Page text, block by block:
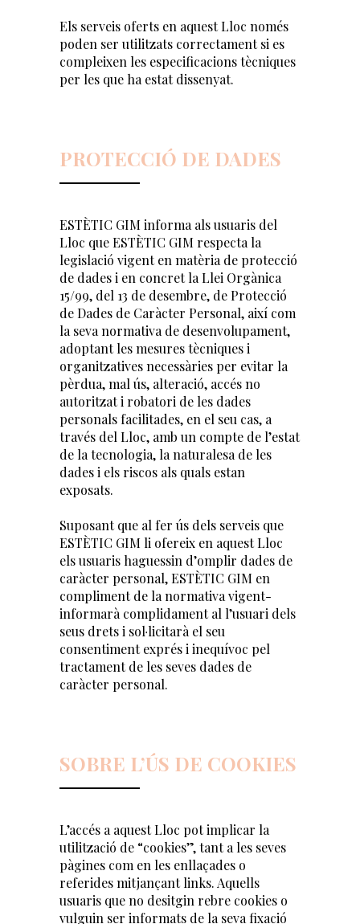
Els serveis oferts en aquest Lloc només
poden ser utilitzats correctament si es
compleixen les especificacions tècniques
per les que ha estat dissenyat.
PROTECCIÓ DE DADES
ESTÈTIC GIM informa als usuaris del
Lloc que ESTÈTIC GIM respecta la
legislació vigent en matèria de protecció
de dades i en concret la Llei Orgànica
15/99, del 13 de desembre, de Protecció
de Dades de Caràcter Personal, així com
la seva normativa de desenvolupament,
adoptant les mesures tècniques i
organitzatives necessàries per evitar la
pèrdua, mal ús, alteració, accés no
autoritzat i robatori de les dades
personals facilitades, en el seu cas, a
través del Lloc, amb un compte de l’estat
de la tecnologia, la naturalesa de les
dades i els riscos als quals estan
exposats.
Suposant que al fer ús dels serveis que
ESTÈTIC GIM li ofereix en aquest Lloc
els usuaris haguessin d’omplir dades de
caràcter personal, ESTÈTIC GIM en
compliment de la normativa vigent-
informarà complidament al l’usuari dels
seus drets i sol·licitarà el seu
consentiment exprés i inequívoc pel
tractament de les seves dades de
caràcter personal.
SOBRE L’ÚS DE COOKIES
L’accés a aquest Lloc pot implicar la
utilització de “cookies”, tant a les seves
pàgines com en les enllaçades o
referides mitjançant links. Aquells
usuaris que no desitgin rebre cookies o
vulguin ser informats de la seva fixació